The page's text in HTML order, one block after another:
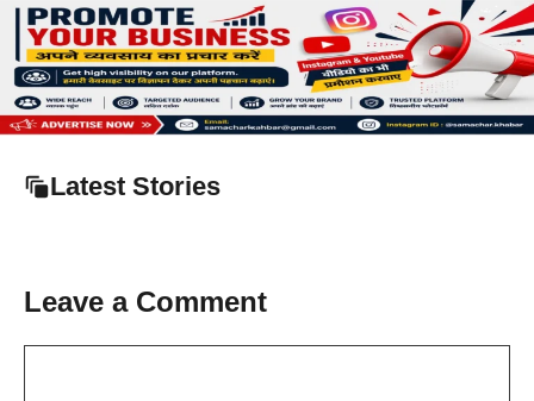
Latest Stories
Leave a Comment